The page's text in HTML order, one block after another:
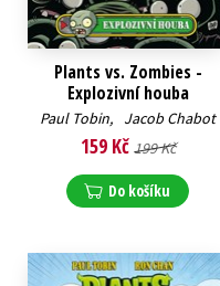
Plants vs. Zombies -
Explozivní houba
Paul Tobin, Jacob Chabot
159 Kč 199 Kč
Do košíku